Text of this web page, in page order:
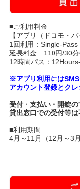
■ご利用料金
【アプリ（ドコモ・
1回利用：Single-
延長料金 110円/30分
12時間パス：
※アプリ利用にはSMS
アカウント登録とクレ
受付・支払い・開錠の
貸出窓口での受付等は
■利用期間
4月～11月（12月～3